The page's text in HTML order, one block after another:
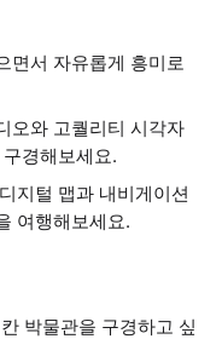
면서 자유롭게 흥미로
오와 고퀄리티 시각자
경해보세요.
지털 맵과 내비게이션
여행해보세요.
박물관을 구경하고 싶